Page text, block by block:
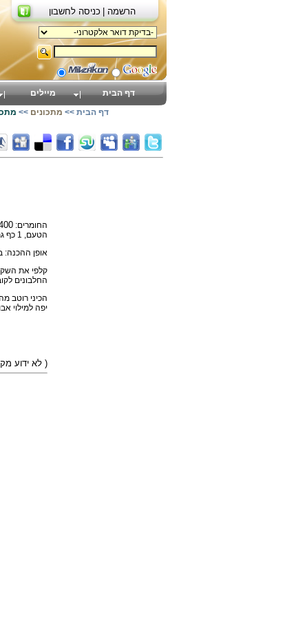
החומרים:
הטעם, 1 כף גמבה קצוצה דק, 1 תפוח עץ קלוף וחתוך לקוביות קטנות.
אופן ההכנה:
קלפי את
החלבונים
הכיני רוטב
יפה למילוי
( לא ידוע )
דף הבית מיילים
דף הבית >> מתכונים >>
הרשמה | כניסה לחשבון